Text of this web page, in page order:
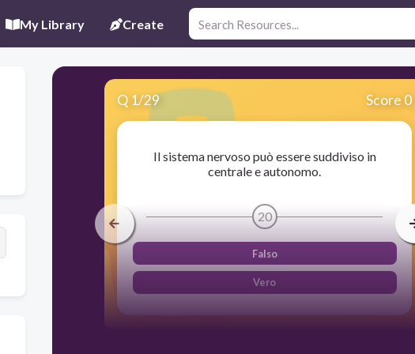
My Library Create
Q 1/29 Score 0
Il sistema nervoso può essere suddiviso in
centrale e autonomo.
20
Falso
Vero